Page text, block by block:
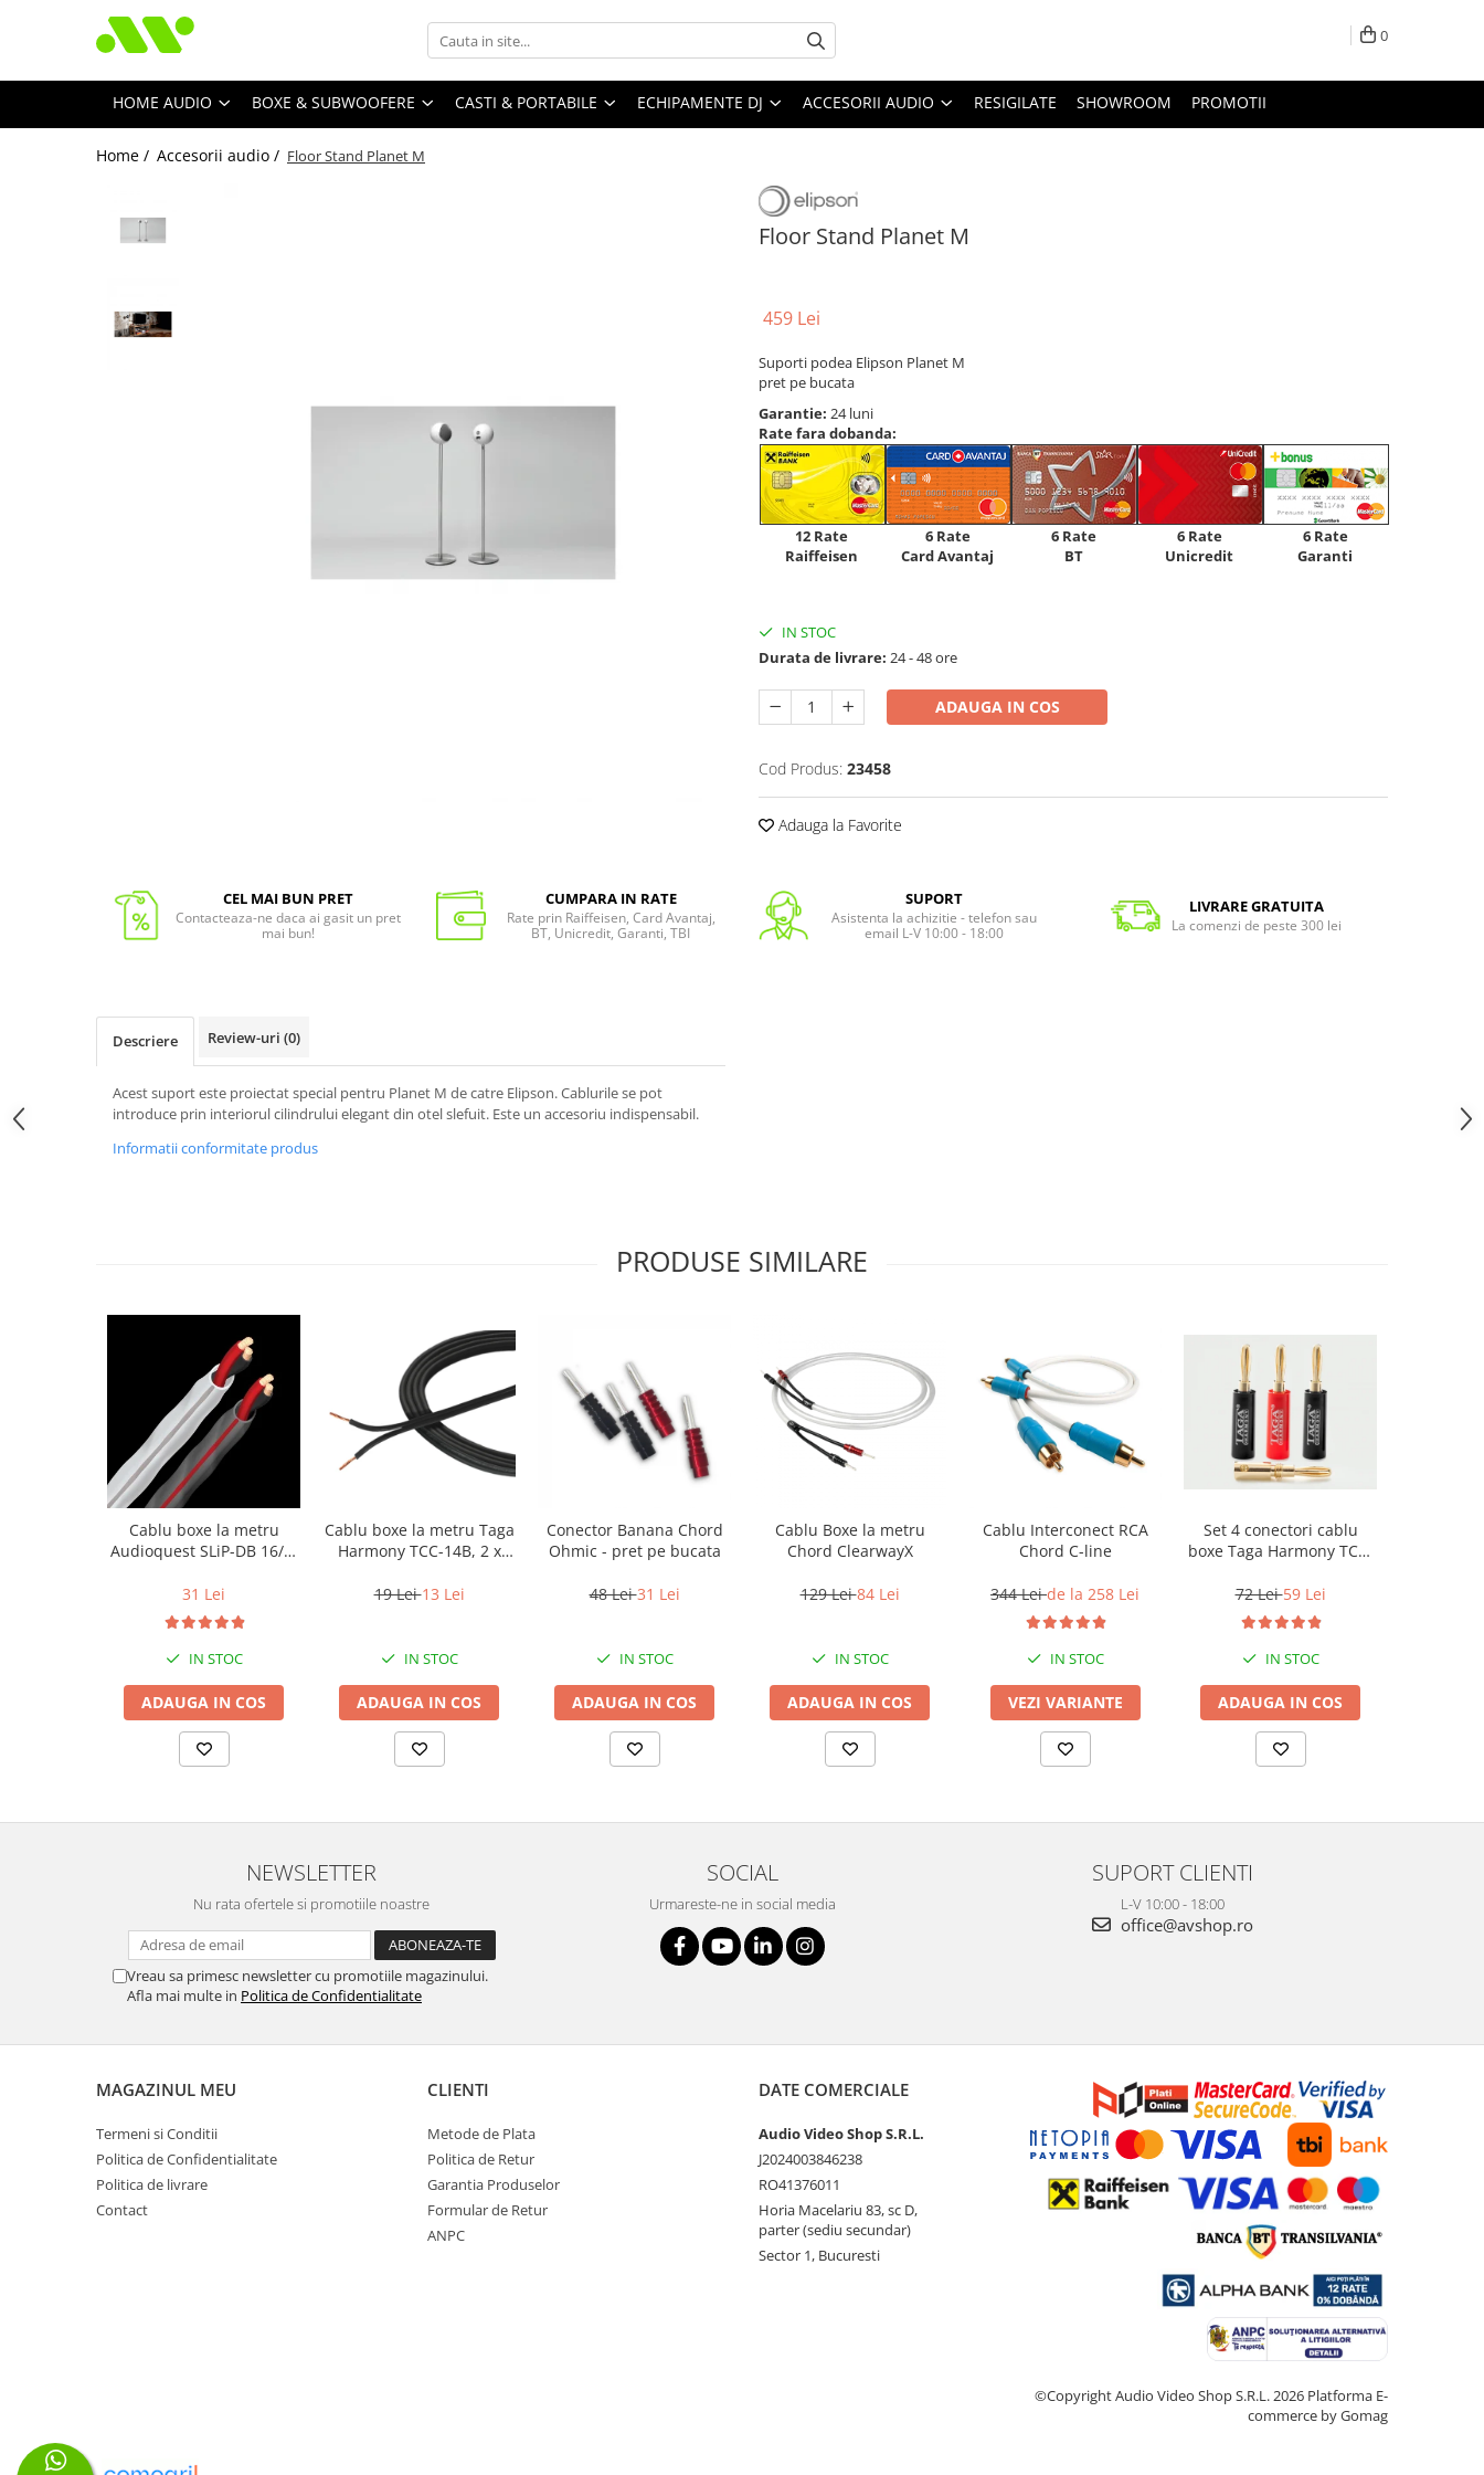
0
HOME AUDIO BOXE & SUBWOOFERE CASTI & PORTABILE ECHIPAMENTE DJ ACCESORII AUDIO RESIGILATE SHOWROOM PROMOTII
Home / Accesorii audio / Floor Stand Planet M
Floor Stand Planet M
459 Lei
Suporti podea Elipson Planet M
pret pe bucata
Garantie: 24 luni
Rate fara dobanda:
12 Rate
Raiffeisen
6 Rate
Card Avantaj
6 Rate
BT
6 Rate
Unicredit
6 Rate
Garanti
IN STOC
Durata de livrare: 24 - 48 ore
ADAUGA IN COS
Cod Produs: 23458
Adauga la Favorite
CEL MAI BUN PRET
Contacteaza-ne daca ai gasit un pret
mai bun!
CUMPARA IN RATE
Rate prin Raiffeisen, Card Avantaj,
BT, Unicredit, Garanti, TBI
SUPORT
Asistenta la achizitie - telefon sau
email L-V 10:00 - 18:00
LIVRARE GRATUITA
La comenzi de peste 300 lei
Descriere Review-uri (0)
Acest suport este proiectat special pentru Planet M de catre Elipson. Cablurile se pot
introduce prin interiorul cilindrului elegant din otel slefuit. Este un accesoriu indispensabil.
Informatii conformitate produs
PRODUSE SIMILARE
Cablu boxe la metru
Audioquest SLiP-DB 16/2,
31 Lei
IN STOC
ADAUGA IN COS
Cablu boxe la metru Taga
Harmony TCC-14B, 2 x
19 Lei13 Lei
IN STOC
ADAUGA IN COS
Conector Banana Chord
Ohmic - pret pe bucata
48 Lei31 Lei
IN STOC
ADAUGA IN COS
Cablu Boxe la metru
Chord ClearwayX
129 Lei84 Lei
IN STOC
ADAUGA IN COS
Cablu Interconect RCA
Chord C-line
344 Leide la 258 Lei
IN STOC
VEZI VARIANTE
Set 4 conectori cablu
boxe Taga Harmony TCB-
72 Lei59 Lei
IN STOC
ADAUGA IN COS
NEWSLETTER
Nu rata ofertele si promotiile noastre
Vreau sa primesc newsletter cu promotiile magazinului.
Afla mai multe in Politica de Confidentialitate
SOCIAL
Urmareste-ne in social media
SUPORT CLIENTI
L-V 10:00 - 18:00
office@avshop.ro
MAGAZINUL MEU
Termeni si Conditii
Politica de Confidentialitate
Politica de livrare
Contact
CLIENTI
Metode de Plata
Politica de Retur
Garantia Produselor
Formular de Retur
ANPC
DATE COMERCIALE
Audio Video Shop S.R.L.
J2024003846238
RO41376011
Horia Macelariu 83, sc D,
parter (sediu secundar)
Sector 1, Bucuresti
©Copyright Audio Video Shop S.R.L. 2026 Platforma E-
commerce by Gomag